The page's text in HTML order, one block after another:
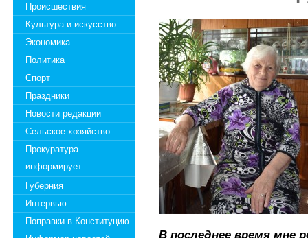
Происшествия
Культура и искусство
Экономика
Политика
Спорт
Праздники
Новости редакции
Сельское хозяйство
Прокуратура
информирует
Губерния
Интервью
Поправки в Конституцию
В последнее время мне